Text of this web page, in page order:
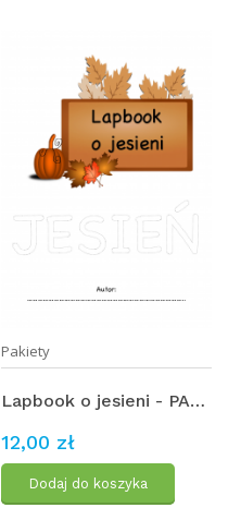
Pakiety
Lapbook o jesieni - PAKIET
12,00 zł
Dodaj do koszyka